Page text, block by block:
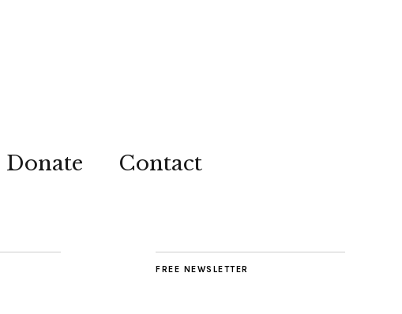
Donate Contact
FREE NEWSLETTER